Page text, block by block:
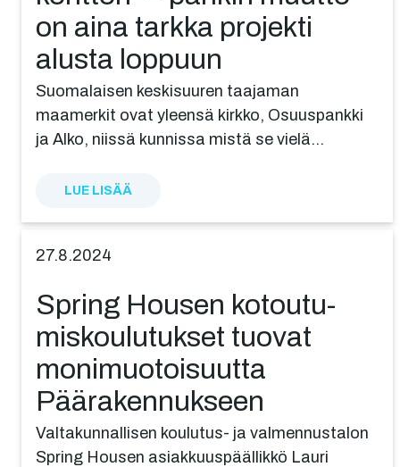
on aina tarkka projekti
alusta loppuun
Suomalaisen keskisuuren taajaman
maamerkit ovat yleensä kirkko, Osuuspankki
ja Alko, niissä kunnissa mistä se vielä…
LUE LISÄÄ
27.8.2024
Spring Housen kotou­tu­
mis­kou­lu­tuk­set tuovat
monimuo­toi­suut­ta
Päärakennukseen
Valtakunnallisen koulutus- ja valmennustalon
Spring Housen asiakkuuspäällikkö Lauri